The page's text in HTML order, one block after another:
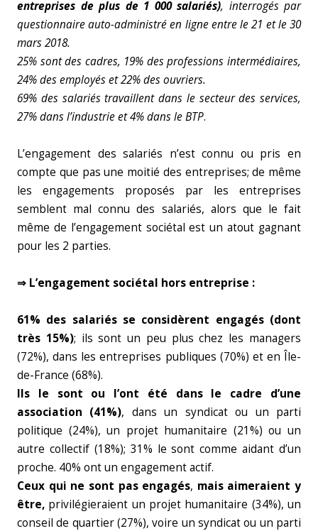
entreprises de plus de 1 000 salariés), interrogés par
questionnaire auto-administré en ligne entre le 21 et le 30
mars 2018.
25% sont des cadres, 19% des professions intermédiaires,
24% des employés et 22% des ouvriers.
69% des salariés travaillent dans le secteur des services,
27% dans l’industrie et 4% dans le BTP.
L’engagement des salariés n’est connu ou pris en
compte que pas une moitié des entreprises; de même
les engagements proposés par les entreprises
semblent mal connu des salariés, alors que le fait
même de l’engagement sociétal est un atout gagnant
pour les 2 parties.
⇒ L’engagement sociétal hors entreprise :
61% des salariés se considèrent engagés (dont
très 15%); ils sont un peu plus chez les managers
(72%), dans les entreprises publiques (70%) et en Île-
de-France (68%).
Ils le sont ou l’ont été
dans le cadre d’une
association (41%), dans un syndicat ou un parti
politique (24%), un projet humanitaire (21%) ou un
autre collectif (18%); 31% le sont comme aidant d’un
proche. 40% ont un engagement actif.
Ceux qui ne sont pas engagés, mais aimeraient y
être, privilégieraient un projet humanitaire (34%), un
conseil de quartier (27%), voire un syndicat ou un parti